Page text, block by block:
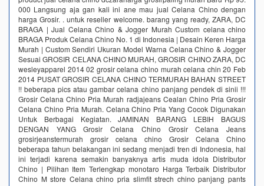
000 Langsung aja gan kali ini ane mau jual Celana Chino dengan
harga Grosir. . untuk reseller welcome. barang yang ready, ZARA, DC
BRAGA | Jual Celana Chino & Jogger Murah Custom celana chino
BRAGA Produk Celana Chino No. 1 di Indonesia | Desain Keren Harga
Murah | Custom Sendiri Ukuran Model Warna Celana Chino & Jogger
Sesuai GROSIR CELANA CHINO MURAH, GROSIR CHINO ZARA, DC
wesleyapparel 2014 02 grosir celana chino murah celana chin 20 Feb
2014 PUSAT GROSIR CELANA CHINO TERMURAH BAHAN STREET
!! beberapa pics atau gambar celana chino panjang pendek di sinii !!!
Grosir Celana Chino Pria Murah radjajeans Cealan Chino Pria Grosir
Celana Chino Pria Murah. Celana Chino Pria Yang Cocok Digunakan
Untuk Berbagai Kegiatan. JAMINAN BARANG LEBIH BAGUS
DENGAN YANG Grosir Celana Chino Grosir Celana Jeans
grosirjeanstermurah grosir celana chino Grosir Celana Chino
beberapa tahun belakangan ini sedang menjadi tren di Indonesia, hal
ini terjadi karena semakin banyaknya artis muda idola Distributor
Chino | Pilihan Item Terlengkap‎ monotaro Harga Terbaik Distributor
Chino‎ M store Celana chino pria slimfit strech chino panjang pants